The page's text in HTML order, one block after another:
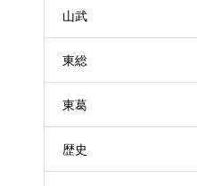
山武
東総
東葛
歴史